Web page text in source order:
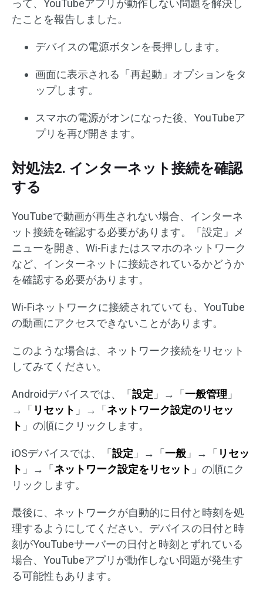
って、YouTubeアプリが動作しない問題を解決し
たことを報告しました。
デバイスの電源ボタンを長押しします。
画面に表示される「再起動」オプションをタ
ップします。
スマホの電源がオンになった後、YouTubeア
プリを再び開きます。
対処法2. インターネット接続を確認
する
YouTubeで動画が再生されない場合、インターネ
ット接続を確認する必要があります。「設定」メ
ニューを開き、Wi-Fiまたはスマホのネットワーク
など、インターネットに接続されているかどうか
を確認する必要があります。
Wi-Fiネットワークに接続されていても、YouTube
の動画にアクセスできないことがあります。
このような場合は、ネットワーク接続をリセット
してみてください。
Androidデバイスでは、「 設定 」→「 一般管理 」
→「 リセット 」→「 ネットワーク設定のリセッ
ト 」の順にクリックします。
iOSデバイスでは、「 設定 」→「 一般 」→「 リセッ
ト 」→「 ネットワーク設定をリセット 」の順にク
リックします。
最後に、ネットワークが自動的に日付と時刻を処
理するようにしてください。デバイスの日付と時
刻がYouTubeサーバーの日付と時刻とずれている
場合、YouTubeアプリが動作しない問題が発生す
る可能性もあります。